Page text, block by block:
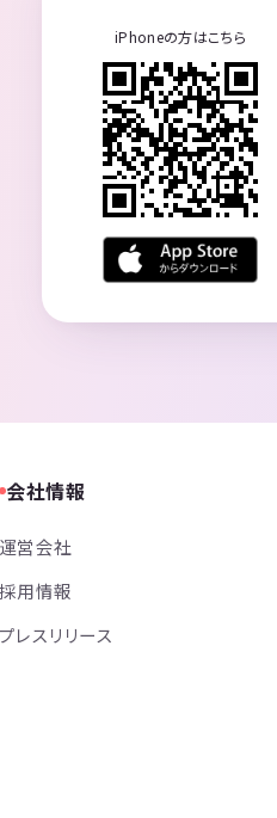
iPhoneの方はこちら
会社情報
運営会社
採用情報
プレスリリース